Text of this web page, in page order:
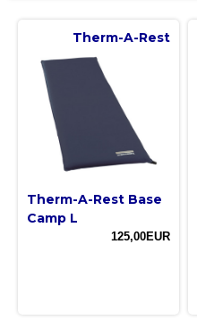
Therm-A-Rest
Therm-A-Rest Base
Camp L
125,00EUR